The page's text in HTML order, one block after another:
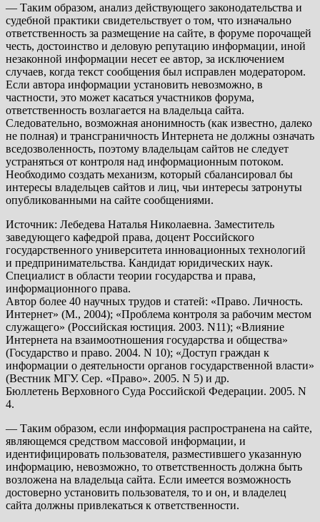
— Таким образом, анализ действующего законодательства и
судебной практики свидетельствует о том, что изначально
ответственность за размещение на сайте, в форуме порочащей
честь, достоинство и деловую репутацию информации, иной
незаконной информации несет ее автор, за исключением
случаев, когда текст сообщения был исправлен модератором.
Если автора информации установить невозможно, в
частности, это может касаться участников форума,
ответственность возлагается на владельца сайта.
Следовательно, возможная анонимность (как известно, далеко
не полная) и трансграничность Интернета не должны означать
вседозволенность, поэтому владельцам сайтов не следует
устраняться от контроля над информационным потоком.
Необходимо создать механизм, который сбалансировал бы
интересы владельцев сайтов и лиц, чьи интересы затронуты
опубликованными на сайте сообщениями.
Источник: Лебедева Наталья Николаевна. Заместитель
заведующего кафедрой права, доцент Российского
государственного университета инновационных технологий
и предпринимательства. Кандидат юридических наук.
Специалист в области теории государства и права,
информационного права.
Автор более 40 научных трудов и статей: «Право. Личность.
Интернет» (М., 2004); «Проблема контроля за рабочим местом
служащего» (Российская юстиция. 2003. N11); «Влияние
Интернета на взаимоотношения государства и общества»
(Государство и право. 2004. N 10); «Доступ граждан к
информации о деятельности органов государственной власти»
(Вестник МГУ. Сер. «Право». 2005. N 5) и др.
Бюллетень Верховного Суда Российской Федерации. 2005. N
4.
— Таким образом, если информация распространена на сайте,
являющемся средством массовой информации, и
идентифицировать пользователя, разместившего указанную
информацию, невозможно, то ответственность должна быть
возложена на владельца сайта. Если имеется возможность
достоверно установить пользователя, то и он, и владелец
сайта должны привлекаться к ответственности.